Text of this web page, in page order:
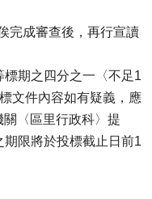
完成審查後，再行宣讀
期之四分之一〈不足1
文件內容如有疑義，應
〈區里行政科〉提
限將於投標截止日前1